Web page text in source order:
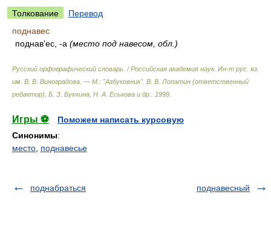
Толкование
Перевод
поднавес
поднав'ес, -а (место под навесом, обл.)
Русский орфографический словарь. / Российская академия наук. Ин-т рус. яз.
им. В. В. Виноградова. — М.: "Азбуковник". В. В. Лопатин (ответственный
редактор), Б. З. Букчина, Н. А. Еськова и др.
1999
Игры ⚽
Поможем написать курсовую
Синонимы:
место поднавесье
поднабраться поднавесный